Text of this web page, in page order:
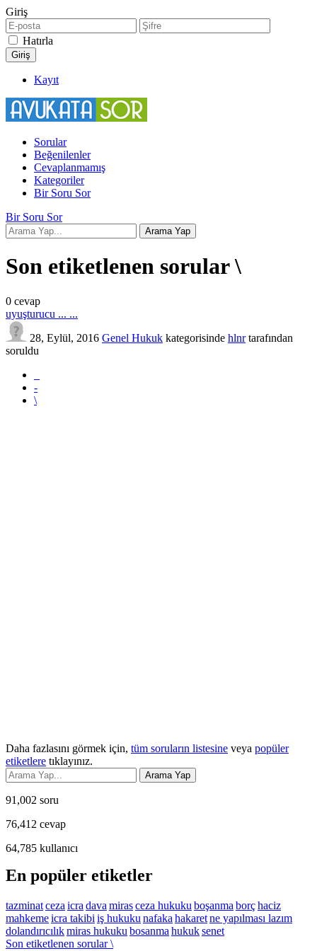
Giriş
Hatırla
Kayıt
Sorular
Beğenilenler
Cevaplanmamış
Kategoriler
Bir Soru Sor
Bir Soru Sor
Son etiketlenen sorular \
0 cevap
uyuşturucu ... ...
28, Eylül, 2016 Genel Hukuk kategorisinde hlnr tarafından
soruldu
-
\
Daha fazlasını görmek için, tüm soruların listesine veya popüler
etiketlere tıklayınız.
91,002 soru
76,412 cevap
64,785 kullanıcı
En popüler etiketler
tazminatceza icra dava mirasceza hukuku boşanma borçhaciz
mahkemeicra takibi iş hukuku nafaka hakaretne yapılması lazım
dolandırıcılıkmiras hukuku bosanma hukuksenet
Son etiketlenen sorular \